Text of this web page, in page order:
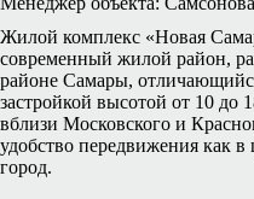
Жилой комплекс «Новая
современный жилой район,
районе Самары,
застройкой высотой от 10 до
вблизи Московского и
удобство передвижения как в
город.